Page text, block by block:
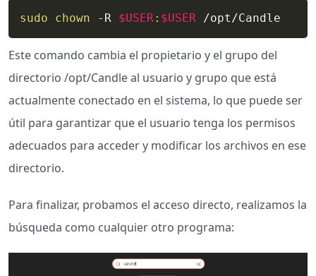
sudo chown -R $USER : $USER /opt/Candle
Este comando cambia el propietario y el grupo del
directorio /opt/Candle al usuario y grupo que está
actualmente conectado en el sistema, lo que puede ser
útil para garantizar que el usuario tenga los permisos
adecuados para acceder y modificar los archivos en ese
directorio.
Para finalizar, probamos el acceso directo, realizamos la
búsqueda como cualquier otro programa: